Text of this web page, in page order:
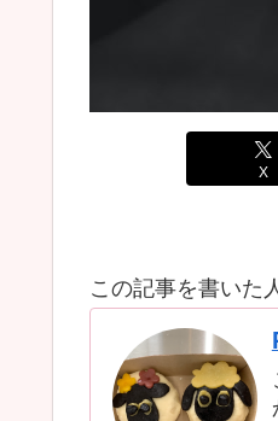
X
この記事を書いた